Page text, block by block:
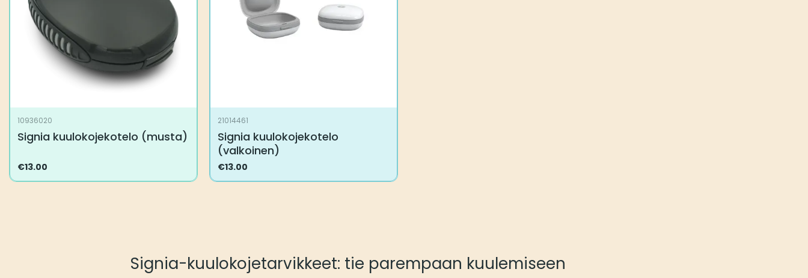
10936020
Signia kuulokojekotelo (musta)
€13.00
21014461
Signia kuulokojekotelo
(valkoinen)
€13.00
Signia-kuulokojetarvikkeet: tie parempaan kuulemiseen